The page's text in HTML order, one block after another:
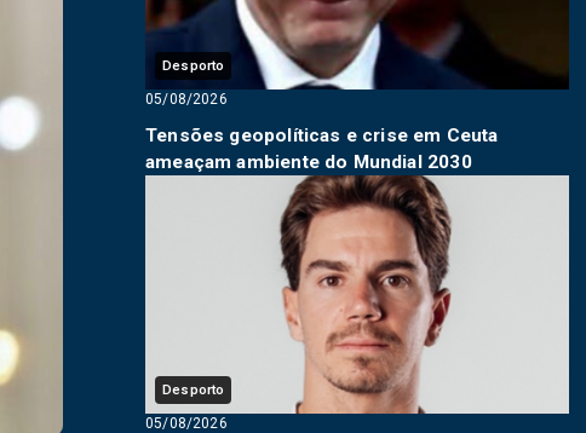
Desporto
05/08/2026
Tensões geopolíticas e crise em Ceuta
ameaçam ambiente do Mundial 2030
Desporto
05/08/2026